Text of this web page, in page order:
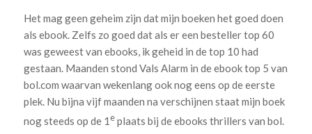
Het mag geen geheim zijn dat mijn boeken het goed doen
als ebook. Zelfs zo goed dat als er een besteller top 60
was geweest van ebooks, ik geheid in de top 10 had
gestaan. Maanden stond Vals Alarm in de ebook top 5 van
bol.com waarvan wekenlang ook nog eens op de eerste
plek. Nu bijna vijf maanden na verschijnen staat mijn boek
nog steeds op de 1 eplaats bij de ebooks thrillers van bol.